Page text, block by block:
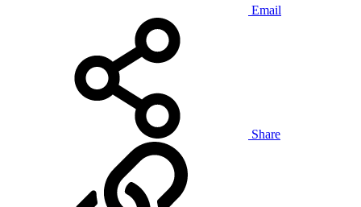
Email
Share